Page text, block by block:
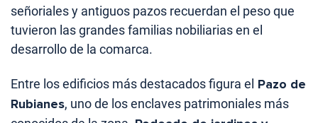
señoriales y antiguos pazos recuerdan el peso que
tuvieron las grandes familias nobiliarias en el
desarrollo de la comarca.
Entre los edificios más destacados figura el Pazo de
Rubianes, uno de los enclaves patrimoniales más